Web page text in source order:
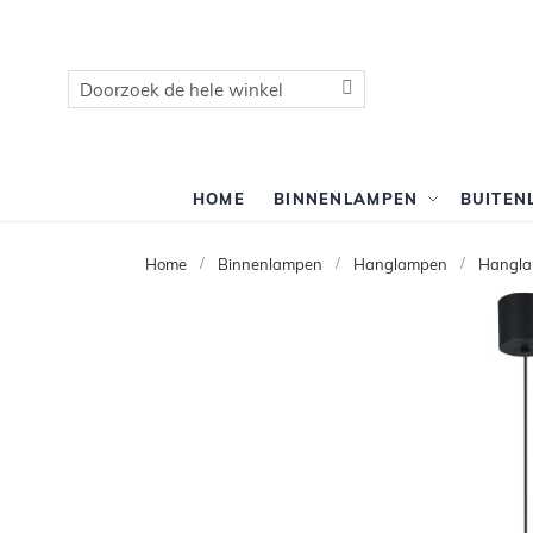
Zoek
HOME BINNENLAMPEN
Home Binnenlampen Hanglampen